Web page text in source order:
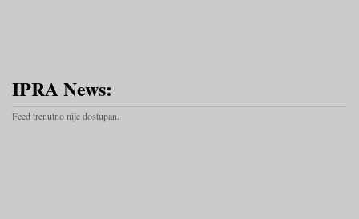
IPRA News:
Feed trenutno nije dostupan.